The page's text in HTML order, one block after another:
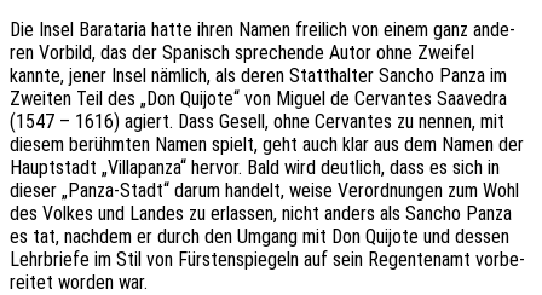
Die Insel Bara­ta­ria hatte ihren Namen frei­lich von einem ganz ande­
ren Vorbild, das der Spanisch spre­chen­de Autor ohne Zwei­fel
kannte, jener Insel nämlich, als deren Statt­hal­ter Sancho Panza im
Zwei­ten Teil des „Don Quijo­te“ von Miguel de Cervan­tes Saave­dra
(1547 – 1616) agiert. Dass Gesell, ohne Cervan­tes zu nennen, mit
diesem berühm­ten Namen spielt, geht auch klar aus dem Namen der
Haupt­stadt „Villa­pan­za“ hervor. Bald wird deut­lich, dass es sich in
dieser „Panza-Stadt“ darum handelt, weise Verord­nun­gen zum Wohl
des Volkes und Landes zu erlas­sen, nicht anders als Sancho Panza
es tat, nach­dem er durch den Umgang mit Don Quijo­te und dessen
Lehr­brie­fe im Stil von Fürs­ten­spie­geln auf sein Regen­ten­amt vorbe­
rei­tet worden war.